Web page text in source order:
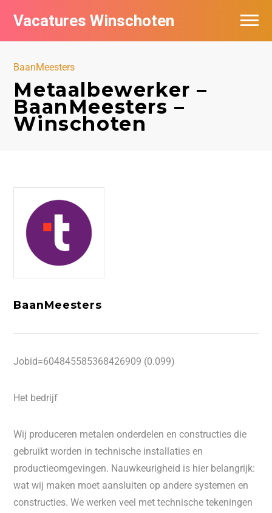
Vacatures Winschoten
BaanMeesters
Metaalbewerker –
BaanMeesters –
Winschoten
BaanMeesters
Jobid=604845585368426909 (0.099)
Het bedrijf
Wij produceren metalen onderdelen en constructies die
gebruikt worden in technische installaties en
productieomgevingen. Nauwkeurigheid is hier belangrijk:
wat wij maken moet aansluiten op andere systemen en
constructies. We werken veel met technische tekeningen
Vacatures per bedrijf in Winschoten